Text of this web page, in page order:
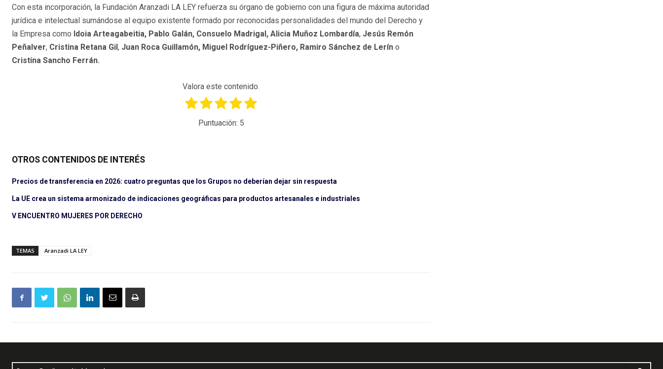
Con esta incorporación, la Fundación Aranzadi LA LEY refuerza su órgano de gobierno con una figura de máxima autoridad
jurídica e intelectual sumándose al equipo existente formado por reconocidas personalidades del mundo del Derecho y
la Empresa como Idoia Arteagabeitia, Pablo Galán, Consuelo Madrigal, Alicia Muñoz Lombardía, Jesús Remón
Peñalver, Cristina Retana Gil , Juan Roca Guillamón, Miguel Rodríguez-Piñero, Ramiro Sánchez de Lerín o
Cristina Sancho Ferrán.
Valora este contenido.
Puntuación: 5
OTROS CONTENIDOS DE INTERÉS
Precios de transferencia en 2026: cuatro preguntas que los Grupos no deberían dejar sin respuesta
La UE crea un sistema armonizado de indicaciones geográficas para productos artesanales e industriales
V ENCUENTRO MUJERES POR DERECHO
TEMAS Aranzadi LA LEY